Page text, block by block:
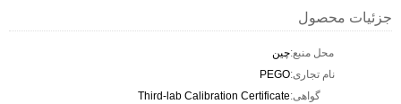
جزئیات محصول
محل منبع:چين
نام تجاری:PEGO
گواهی:Third-lab Calibration Certificate